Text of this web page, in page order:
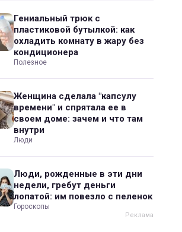
Гениальный трюк с
пластиковой бутылкой: как
охладить комнату в жару без
кондиционера
Полезное
Женщина сделала "капсулу
времени" и спрятала ее в
своем доме: зачем и что там
внутри
Люди
Люди, рожденные в эти дни
недели, гребут деньги
лопатой: им повезло с пеленок
Гороскопы